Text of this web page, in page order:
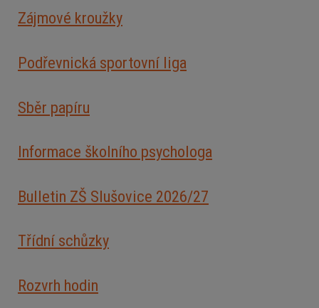
Zájmové kroužky
Podřevnická sportovní liga
Sběr papíru
Informace školního psychologa
Bulletin ZŠ Slušovice 2026/27
Třídní schůzky
Rozvrh hodin